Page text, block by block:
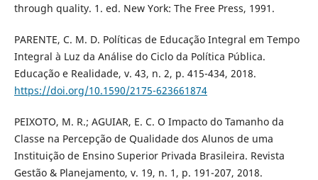
through quality. 1. ed. New York: The Free Press, 1991.
PARENTE, C. M. D. Políticas de Educação Integral em Tempo
Integral à Luz da Análise do Ciclo da Política Pública.
Educação e Realidade, v. 43, n. 2, p. 415-434, 2018.
https://doi.org/10.1590/2175-623661874
PEIXOTO, M. R.; AGUIAR, E. C. O Impacto do Tamanho da
Classe na Percepção de Qualidade dos Alunos de uma
Instituição de Ensino Superior Privada Brasileira. Revista
Gestão & Planejamento, v. 19, n. 1, p. 191-207, 2018.